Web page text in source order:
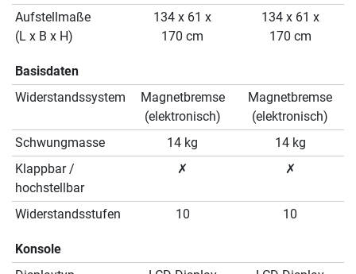
Aufstellmaße
(L x B x H)
134 x 61 x
170 cm
134 x 61 x
170 cm
Basisdaten
Widerstandssystem
Magnetbremse
(elektronisch)
Magnetbremse
(elektronisch)
Schwungmasse
14 kg
14 kg
Klappbar /
hochstellbar
✗ ✗
Widerstandsstufen 10 10
Konsole